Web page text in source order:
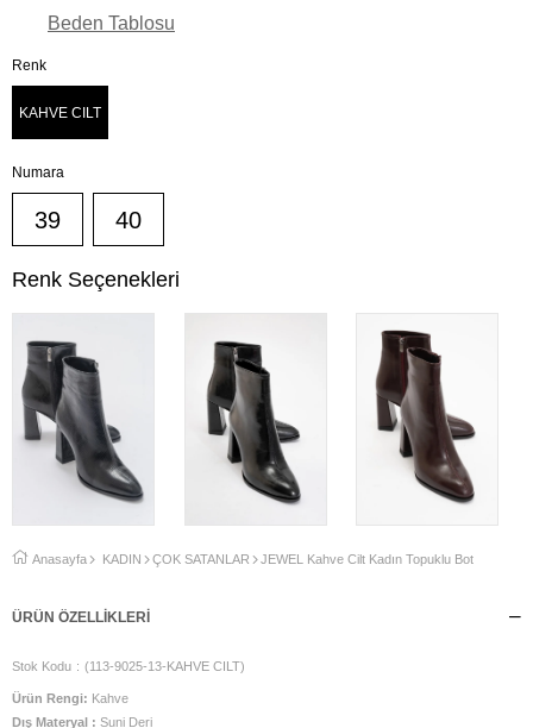
Beden Tablosu
Renk
KAHVE CILT
Numara
39 40
Renk Seçenekleri
Anasayfa KADIN ÇOK SATANLAR JEWEL Kahve Cilt Kadın Topuklu Bot
ÜRÜN ÖZELLIKLERI
Stok Kodu (113-9025-13-KAHVE CILT)
Ürün Rengi: Kahve
Dış Materyal : Suni Deri